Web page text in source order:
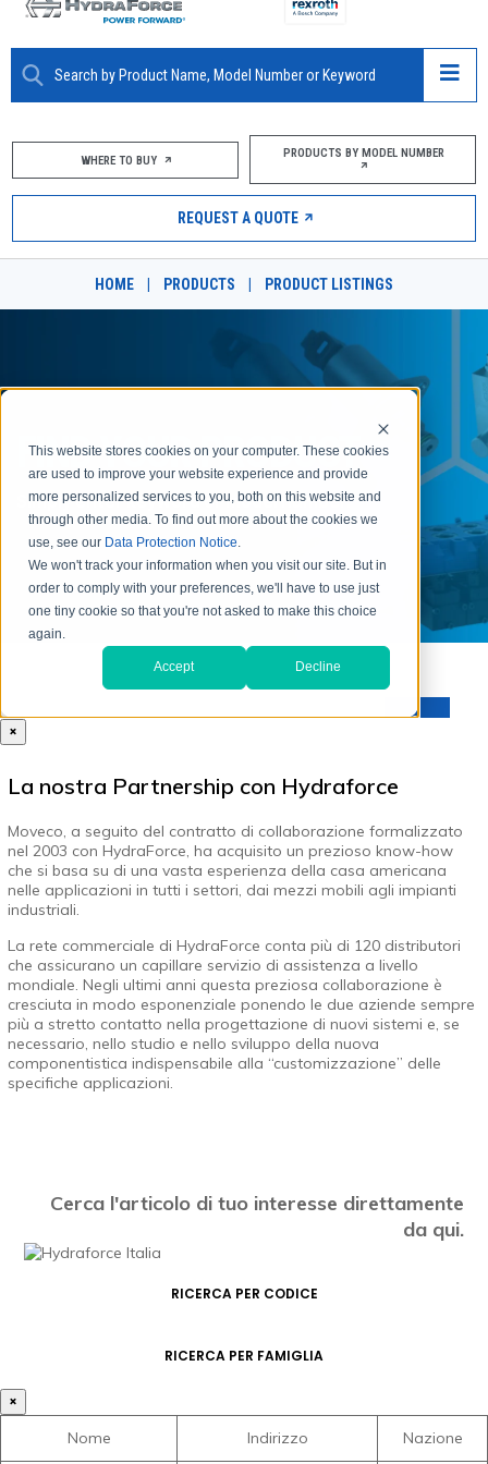
×
La nostra Partnership con Hydraforce
Moveco, a seguito del contratto di collaborazione formalizzato
nel 2003 con HydraForce, ha acquisito un prezioso know-how
che si basa su di una vasta esperienza della casa americana
nelle applicazioni in tutti i settori, dai mezzi mobili agli impianti
industriali.
La rete commerciale di HydraForce conta più di 120 distributori
che assicurano un capillare servizio di assistenza a livello
mondiale. Negli ultimi anni questa preziosa collaborazione è
cresciuta in modo esponenziale ponendo le due aziende sempre
più a stretto contatto nella progettazione di nuovi sistemi e, se
necessario, nello studio e nello sviluppo della nuova
componentistica indispensabile alla “customizzazione” delle
specifiche applicazioni.
Cerca l'articolo di tuo interesse direttamente
da qui.
RICERCA PER CODICE
RICERCA PER FAMIGLIA
×
Nome Indirizzo Nazione